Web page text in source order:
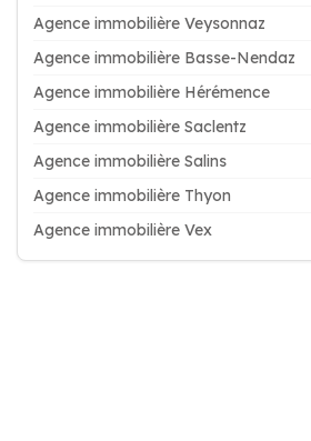
Agence immobilière Veysonnaz
Agence immobilière Basse-Nendaz
Agence immobilière Hérémence
Agence immobilière Saclentz
Agence immobilière Salins
Agence immobilière Thyon
Agence immobilière Vex